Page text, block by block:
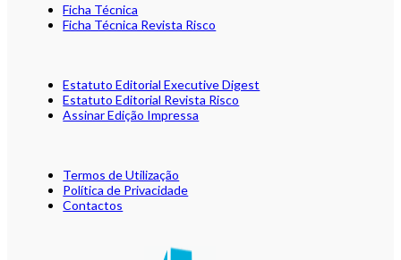
Ficha Técnica
Ficha Técnica Revista Risco
Estatuto Editorial Executive Digest
Estatuto Editorial Revista Risco
Assinar Edição Impressa
Termos de Utilização
Política de Privacidade
Contactos